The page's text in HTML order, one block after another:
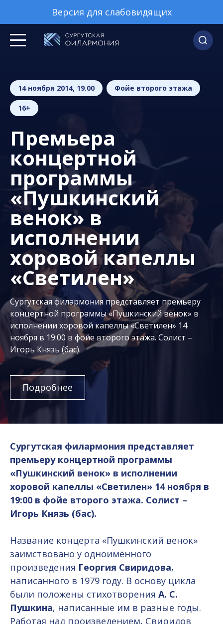
Версия для слабовидящих
14 ноября 2014, 19.00 Фойе второго этажа
16+
Премьера
концертной
программы
«Пушкинский
венок» в
исполнении
хоровой капеллы
«Светилен»
Сургутская филармония представляет премьеру
концертной программы «Пушкинский венок» в
исполнении хоровой капеллы «Светилен» 14
ноября в 19:00 в фойе второго этажа. Солист –
Игорь Князь (бас).
Подробнее
Сургутская филармония представляет
премьеру концертной программы
«Пушкинский венок» в исполнении
хоровой капеллы «Светилен» 14 ноября в
19:00 в фойе второго этажа. Солист –
Игорь Князь (бас).
Название концерта «Пушкинский венок»
заимствовано у одноимённого
произведения Георгия Свиридова,
написанного в 1979 году. В основу цикла
были положены стихотворения А. С.
Пушкина, написанные им в разные годы.
Работая над произведением, Свиридов